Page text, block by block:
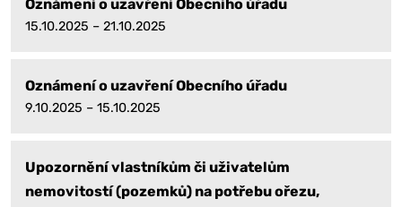
Oznámení o uzavření Obecního úřadu
15.10.2025 – 21.10.2025
Oznámení o uzavření Obecního úřadu
9.10.2025 – 15.10.2025
Upozornění vlastníkům či uživatelům
nemovitostí (pozemků) na potřebu ořezu,